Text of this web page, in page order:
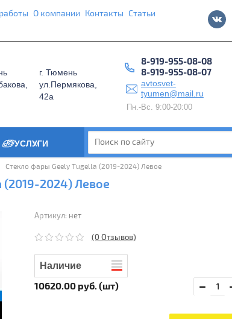
О компании Контакты Статьи
г. Тюмень
ул.Пермякова,
42а
8-919-955-08-08
8-919-955-08-07
avtosvet-
tyumen@mail.ru
Пн.-Вс. 9:00-20:00
УСЛУГИ
>
Стекло фары Geely Tugella (2019-2024) Левое
2024) Левое
Артикул: нет
(0 Отзывов)
Наличие
10620.00 руб. (шт)